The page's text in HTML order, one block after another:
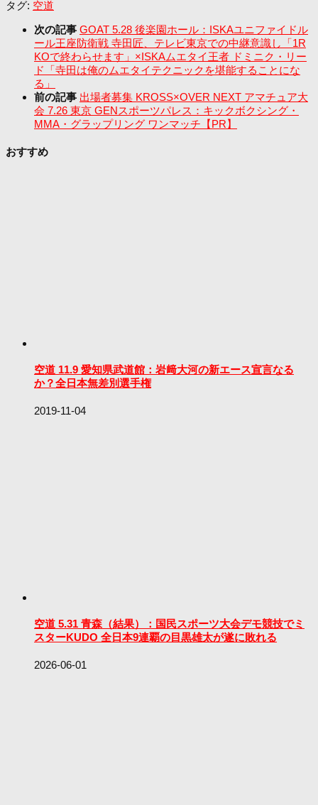
タグ: 空道
次の記事 GOAT 5.28 後楽園ホール：ISKAユニファイドル
ール王座防衛戦 寺田匠、テレビ東京での中継意識し「1R
KOで終わらせます」×ISKAムエタイ王者 ドミニク・リー
ド「寺田は俺のムエタイテクニックを堪能することにな
る」
前の記事 出場者募集 KROSS×OVER NEXT アマチュア大
会 7.26 東京 GENスポーツパレス：キックボクシング・
MMA・グラップリング ワンマッチ【PR】
おすすめ
空道 11.9 愛知県武道館：岩﨑大河の新エース宣言なる
か？全日本無差別選手権
2019-11-04
空道 5.31 青森（結果）：国民スポーツ大会デモ競技でミ
スターKUDO 全日本9連覇の目黒雄太が遂に敗れる
2026-06-01